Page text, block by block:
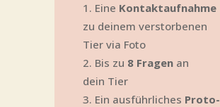
Eine Kon­takt­auf­nah­me
zu dei­nem ver­stor­be­nen
Tier via Foto
Bis zu 8 Fra­genan
dein Tier
Ein aus­führ­li­ches Pro­to­